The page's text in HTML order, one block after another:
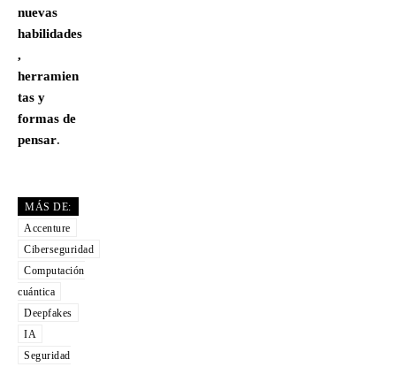
nuevas
habilidades
,
herramien
tas y
formas de
pensar.
MÁS DE:
Accenture
Ciberseguridad
Computación
cuántica
Deepfakes
IA
Seguridad